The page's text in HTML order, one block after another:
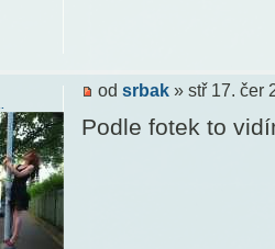
od srbak» stř 17. čer
Podle fotek to